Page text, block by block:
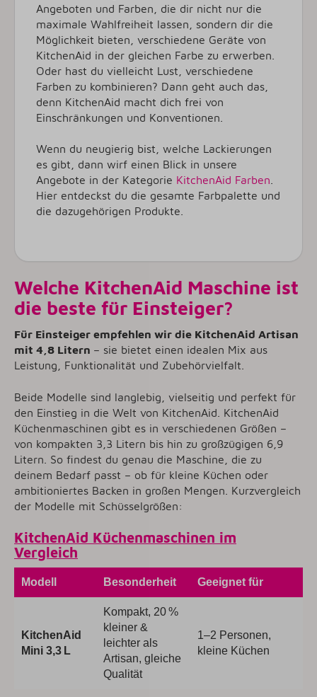
Angeboten und Farben, die dir nicht nur die
maximale Wahlfreiheit lassen, sondern dir die
Möglichkeit bieten, verschiedene Geräte von
KitchenAid in der gleichen Farbe zu erwerben.
Oder hast du vielleicht Lust, verschiedene
Farben zu kombinieren? Dann geht auch das,
denn KitchenAid macht dich frei von
Einschränkungen und Konventionen.
Wenn du neugierig bist, welche Lackierungen
es gibt, dann wirf einen Blick in unsere
Angebote in der Kategorie KitchenAid Farben
Hier entdeckst du die gesamte Farbpalette und
die dazugehörigen Produkte.
Welche KitchenAid Maschine ist
die beste für Einsteiger?
Für Einsteiger empfehlen wir die KitchenAid Artisan
mit 4,8 Litern – sie bietet einen idealen Mix aus
Leistung, Funktionalität und Zubehörvielfalt.
Beide Modelle sind langlebig, vielseitig und perfekt für
den Einstieg in die Welt von KitchenAid. KitchenAid
Küchenmaschinen gibt es in verschiedenen Größen –
von kompakten 3,3 Litern bis hin zu großzügigen 6,9
Litern. So findest du genau die Maschine, die zu
deinem Bedarf passt – ob für kleine Küchen oder
ambitioniertes Backen in großen Mengen. Kurzvergleich
der Modelle mit Schüsselgrößen:
KitchenAid Küchenmaschinen im
Vergleich
Modell Besonderheit Geeignet für
KitchenAid
Mini 3,3 L
Kompakt, 20 %
kleiner &
leichter als
Artisan, gleiche
Qualität
1–2 Personen,
kleine Küchen